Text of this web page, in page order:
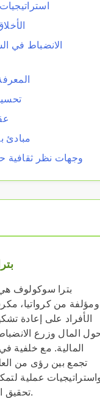
الانضباط في
مبادئ
وجهات نظر ثقافية
بترا سوكولوف
ومؤلفة من كرواتيا،
الأفراد على إعادة
المال وزرع
المالية. مع خلفية
تجمع بين رؤى من
عملية
تحقيق الحرية المالية.